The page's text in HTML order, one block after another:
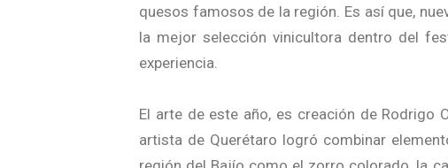
quesos famosos de la región. Es así que,
la mejor selección vinicultora dentro del
experiencia.
El arte de este año, es creación de Rodrigo
artista de Querétaro logró combinar